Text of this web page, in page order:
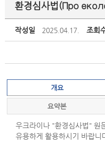
환경심사법(Про
작성일 2025.04.17. 조회
개요
요약본
우크라이나 "환경심사법" 원
유용하게 활용하시기 바랍니